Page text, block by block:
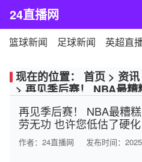
24直播网
篮球新闻 足球新闻 英超直
现在的位置： 首页 > 资讯
> 再见季后赛！ NBA最
再见季后赛！ NBA最糟
劳无功 也许您低估了硬化
作者： 24直播网 发布时间：